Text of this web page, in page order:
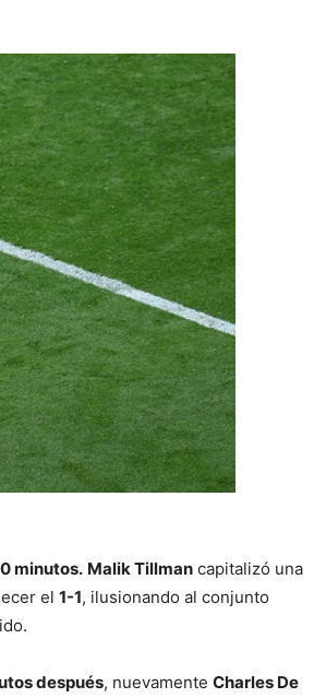
minutos. Malik Tillman capitalizó una
el 1-1, ilusionando al conjunto
después, nuevamente Charles De